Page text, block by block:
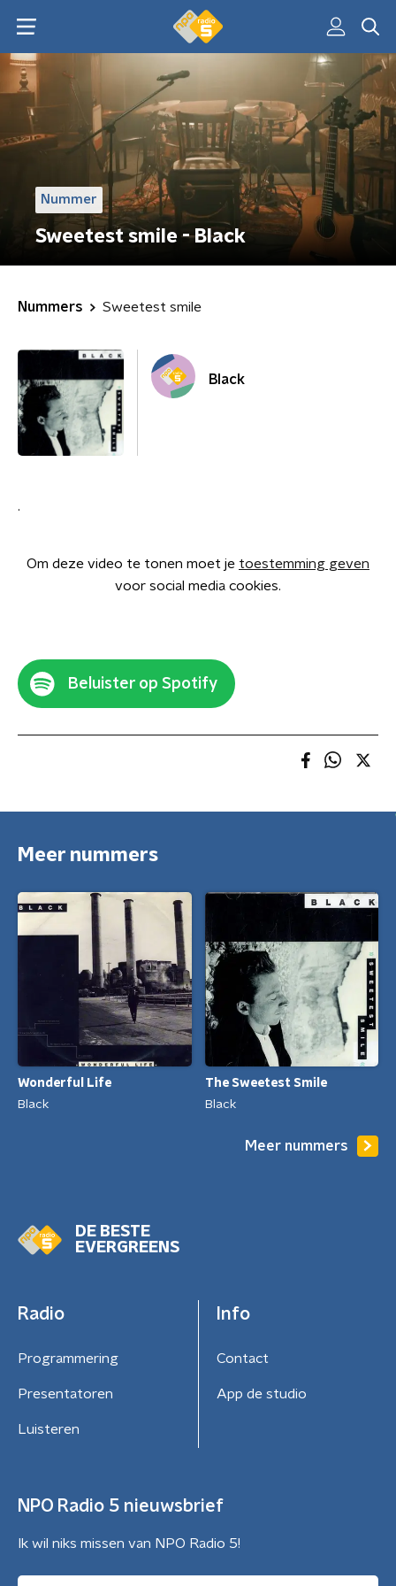
Nummer
Sweetest smile - Black
Nummers Sweetest smile
Black
.
Om deze video te tonen moet je toestemming geven
voor social media cookies.
Beluister op Spotify
Meer nummers
Wonderful Life
Black
The Sweetest Smile
Black
Meer nummers
DE BESTE
EVERGREENS
Radio
Programmering
Presentatoren
Luisteren
Info
Contact
App de studio
NPO Radio 5 nieuwsbrief
Ik wil niks missen van NPO Radio 5!